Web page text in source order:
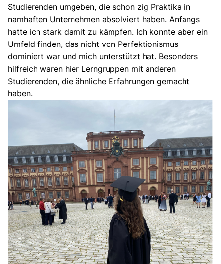
Studierenden umgeben, die schon zig Praktika in
namhaften Unternehmen absolviert haben. Anfangs
hatte ich stark damit zu kämpfen. Ich konnte aber ein
Umfeld finden, das nicht von Perfektionismus
dominiert war und mich unterstützt hat. Besonders
hilfreich waren hier Lerngruppen mit anderen
Studierenden, die ähnliche Erfahrungen gemacht
haben.